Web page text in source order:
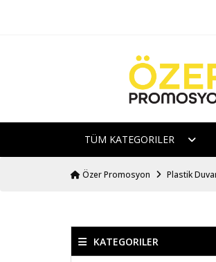
TÜM KATEGORILER
Özer Promosyon Plastik
KATEGORILER